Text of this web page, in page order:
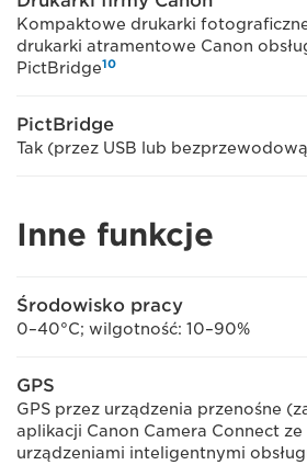
Kompaktowe drukarki
drukarki atramentowe Canon
PictBridge10
PictBridge
Tak (przez USB lub
Inne funkcje
Środowisko pracy
0–40°C; wilgotność: 10–90%
GPS
GPS przez urządzenia przenośne
aplikacji Canon Camera Connect
urządzeniami inteligentnymi